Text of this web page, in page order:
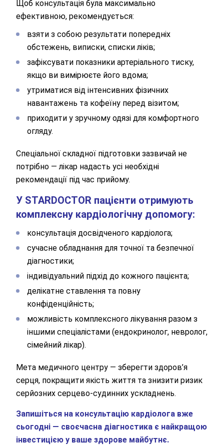
Щоб консультація була максимально
ефективною, рекомендується:
взяти з собою результати попередніх
обстежень, виписки, списки ліків;
зафіксувати показники артеріального тиску,
якщо ви вимірюєте його вдома;
утриматися від інтенсивних фізичних
навантажень та кофеїну перед візитом;
приходити у зручному одязі для комфортного
огляду.
Спеціальної складної підготовки зазвичай не
потрібно — лікар надасть усі необхідні
рекомендації під час прийому.
У STARDOCTOR пацієнти отримують
комплексну кардіологічну допомогу:
консультація досвідченого кардіолога;
сучасне обладнання для точної та безпечної
діагностики;
індивідуальний підхід до кожного пацієнта;
делікатне ставлення та повну
конфіденційність;
можливість комплексного лікування разом з
іншими спеціалістами (ендокринолог, невролог,
сімейний лікар).
Мета медичного центру — зберегти здоров’я
серця, покращити якість життя та знизити ризик
серйозних серцево-судинних ускладнень.
Запишіться на консультацію кардіолога вже
сьогодні — своєчасна діагностика є найкращою
інвестицією у ваше здорове майбутнє.
Надіслати
Відправляючи данні я даю згоду наобробку персональних
Оператор зателефонує Вам найближчим
часом.